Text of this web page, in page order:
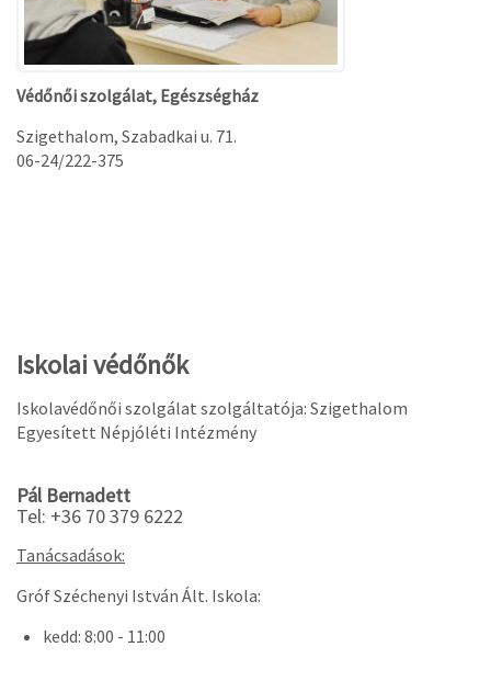
Védőnői szolgálat, Egészségház
Szigethalom, Szabadkai u. 71.
06-24/222-375
Iskolai védőnők
Iskolavédőnői szolgálat szolgáltatója: Szigethalom
Egyesített Népjóléti Intézmény
Pál Bernadett
Tel: +36 70 379 6222
Tanácsadások:
Gróf Széchenyi István Ált. Iskola:
kedd: 8:00 - 11:00